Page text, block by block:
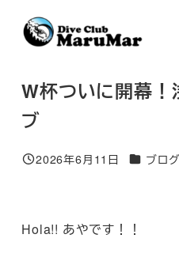
HOME ブログ W杯つい
W杯ついに開幕！
ブ
投稿日
2026年6月11日 カテゴリー
ブログ
Hola!! あやです！！